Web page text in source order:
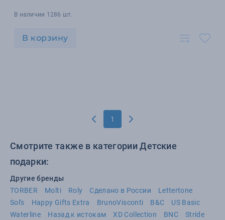
В наличии 1286 шт.
В корзину
1
Смотрите также в категории Детские
подарки:
Другие бренды
TORBER
Molti Roly Сделано в России
Lettertone
Sol's
Happy Gifts Extra BrunoVisconti B&C
US Basic
Waterline
Назад к истокам XD Collection BNC Stride